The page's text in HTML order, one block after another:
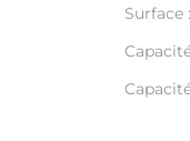
Surface